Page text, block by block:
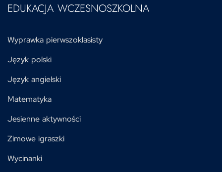
EDUKACJA WCZESNOSZKOLNA
Wyprawka pierwszoklasisty
Język polski
Język angielski
Matematyka
Jesienne aktywności
Zimowe igraszki
Wycinanki